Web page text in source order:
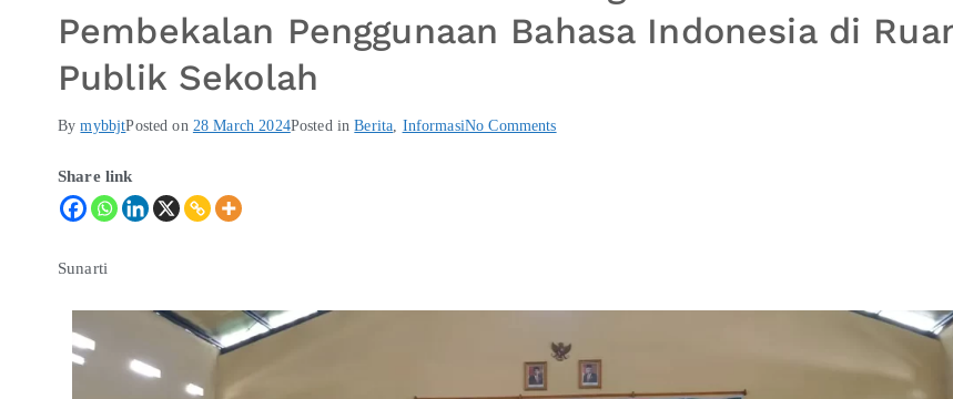
Pembekalan Penggunaan Bahasa Indonesia di
Publik Sekolah
BymybbjtPosted on 28 March 2024Posted inBerita, InformasiNo Comments
Share link
Sunarti